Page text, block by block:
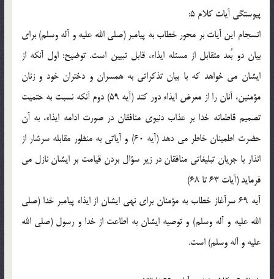
پيوستگي آيات کلام 5:
انسجام اين آيات بر محور خطاب به پيامبر (صلي الله عليه و آله وسلم) براي
بيان دو بُعد متقابل از مسئله ايذاء، قابل تبيين است. توضيح: اول آنکه از
ايشان مي خواهد که با بيان تذکراتي به همسران و دختران خود و زنان
مؤمنين، آنان را از معرض ايذاء دور کند (آيه 59) دوم آنکه نسبت به حتميت
تصميم قاطعانه خدا بر عذاب دنيوي منافقان در صورت ادامه ايذاء، به آن
حضرت اطمينان خاطر مي دهد (آيه 60) و آياتي به منظور مقابله سرشار از
انذار با جريان تبليغاتي منافقان در زير سؤال بردن قيامت بر ايشان نازل مي
فرمايد (آيات 63 تا 68)
آيه 69 سرآغاز خطاب به مؤمنان براي نهي ايشان از ايذاء پيامبر خدا (صلي
الله عليه و آله وسلم) و توصيه ايشان به اطاعت از خدا و رسول (صلي الله
عليه و آله وسلم) است.